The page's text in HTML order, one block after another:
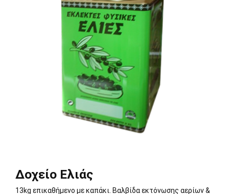
Δοχείο Ελιάς
13kg επικαθήμενο με καπάκι. Βαλβίδα εκτόνωσης αερίων &